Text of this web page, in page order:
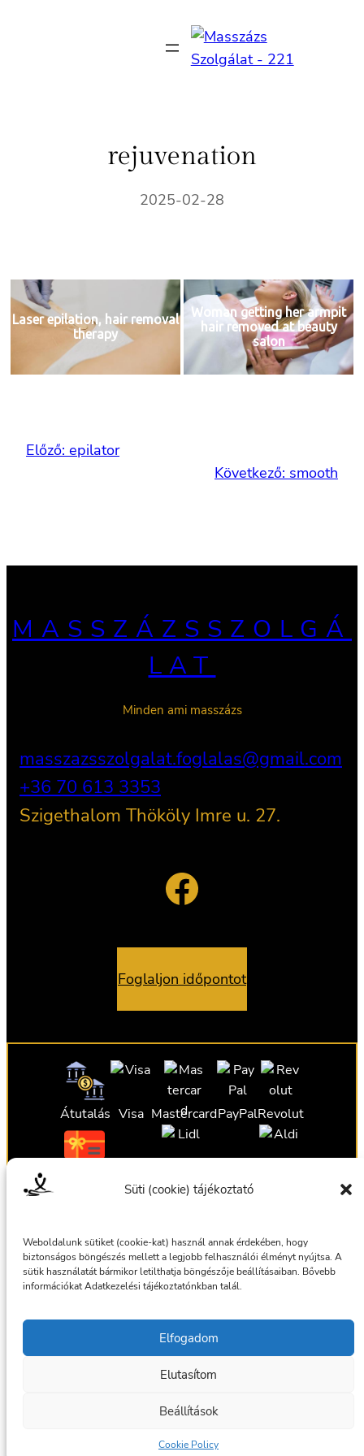
Süti (cookie) tájékoztató
Weboldalunk sütiket (cookie-kat) használ annak érdekében, hogy
biztonságos böngészés mellett a legjobb felhasználói élményt nyújtsa. A
sütik használatát bármikor letilthatja böngészője beállításaiban. Bővebb
információkat Adatkezelési tájékoztatónkban talál.
Elfogadom
Elutasítom
Beállítások
Cookie Policy
rejuvenation
2025-02-28
Laser epilation, hair removal
therapy
Woman getting her armpit
hair removed at beauty
salon
Előző: epilator
Következő: smooth
MASSZÁZSSZOLGÁ
LAT
Minden ami masszázs
masszazsszolgalat.foglalas@gmail.com
+36 70 613 3353
Szigethalom Thököly Imre u. 27.
Facebook
Foglaljon időpontot
Átutalás Visa MastercardPayPalRevolut
Ajándékutalvány
Ajándékutalvány
Általános szerződési feltételek
Adatkezelési tájékoztató
Facebook